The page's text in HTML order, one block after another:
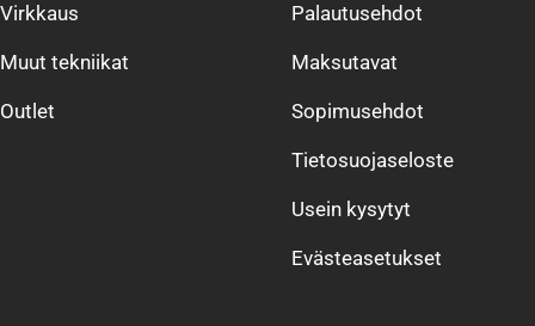
Virkkaus
Muut tekniikat
Outlet
Palautusehdot
Maksutavat
Sopimusehdot
Tietosuojaseloste
Usein kysytyt
Evästeasetukset